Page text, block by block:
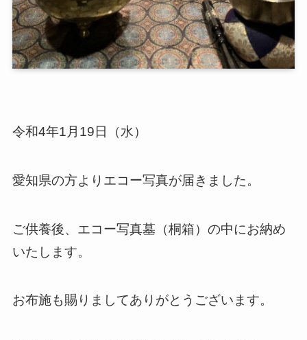
令和4年1月19日（水）
愛知県の方よりエコー写真が届きました。
ご供養後、エコー写真墓（桐箱）の中にお納め
いたします。
お布施も賜りましてありがとうございます。